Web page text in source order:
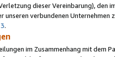
dieser Vereinbarung), den
unseren verbundenen
.
im Zusammenhang mit dem